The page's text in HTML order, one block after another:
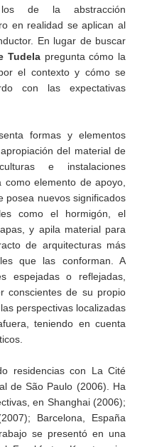
los de la abstracción
en realidad se aplican al
En lugar de buscar
Tudela pregunta cómo la
el contexto y cómo se
con las expectativas
formas y elementos
del material de
e instalaciones
elemento de apoyo,
posea nuevos significados
como el hormigón, el
y apila material para
de arquitecturas más
que las conforman. A
espejadas o reflejadas,
conscientes de su propio
perspectivas localizadas
teniendo en cuenta
residencias con La Cité
de São Paulo (2006). Ha
en Shanghai (2006);
Barcelona, España
se presentó en una